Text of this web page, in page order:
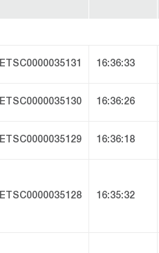
ETSC0000035131 16:36:33
ETSC0000035130 16:36:26
ETSC0000035129 16:36:18
ETSC0000035128 16:35:32